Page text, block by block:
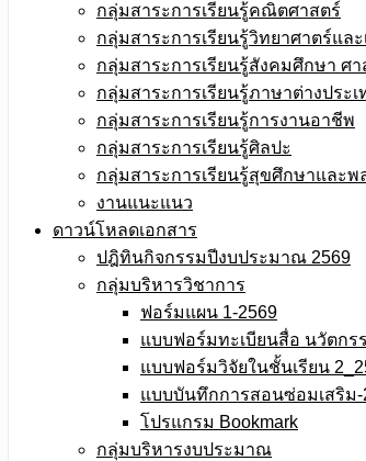
กลุ่มสาระการเรียนรู้คณิตศาสตร์
กลุ่มสาระการเรียนรู้วิทยาศาตร์แล
กลุ่มสาระการเรียนรู้สังคมศึกษา ศ
กลุ่มสาระการเรียนรู้ภาษาต่างประเ
กลุ่มสาระการเรียนรู้การงานอาชีพ
กลุ่มสาระการเรียนรู้ศิลปะ
กลุ่มสาระการเรียนรู้สุขศึกษาและพ
งานแนะแนว
ดาวน์โหลดเอกสาร
ปฎิทินกิจกรรมปีงบประมาณ 2569
กลุ่มบริหารวิชาการ
ฟอร์มแผน 1-2569
แบบฟอร์มทะเบียนสื่อ นวัตกร
แบบฟอร์มวิจัยในชั้นเรียน
แบบบันทึกการสอนซ่อมเสริม-
โปรแกรม Bookmark
กลุ่มบริหารงบประมาณ